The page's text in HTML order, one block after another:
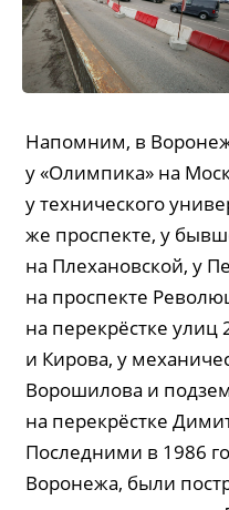
Напомним, в
у «Олимпика» на
у технического
же проспекте, у
на Плехановской, у
на проспекте
на перекрёстке улиц
и Кирова, у
Ворошилова и
на перекрёстке
Последними в 1986
Воронежа, были